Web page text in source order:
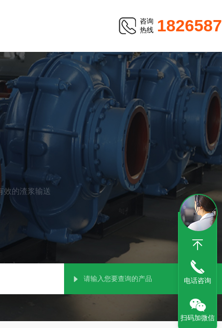
咨询
热线
效的渣浆输送
电话咨询
扫码加微信